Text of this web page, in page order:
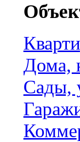
Дома,
Сады,